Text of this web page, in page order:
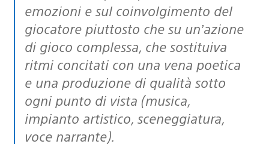
emozioni e sul coinvolgimento del
giocatore piuttosto che su un’azione
di gioco complessa, che sostituiva
ritmi concitati con una vena poetica
e una produzione di qualità sotto
ogni punto di vista (musica,
impianto artistico, sceneggiatura,
voce narrante).